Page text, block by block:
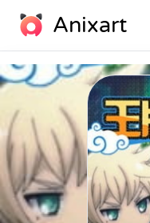
Anixart